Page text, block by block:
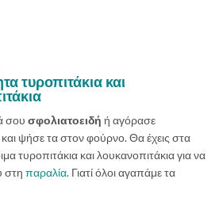
τυροπιτάκια και
σου σφολιατοειδή ή αγόρασε
ψήσε τα στον φούρνο. Θα έχεις στα
τυροπιτάκια και λουκανοπιτάκια για να
στη παραλία. Γιατί όλοι αγαπάμε τα